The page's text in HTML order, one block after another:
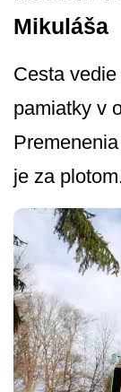
Mikuláša
Cesta
pamiatky v
je za